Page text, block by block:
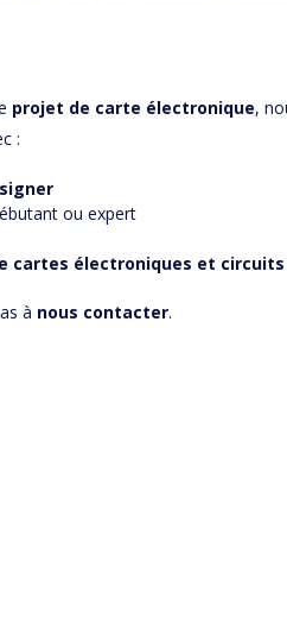
projet de carte électronique,
:
ou expert
cartes électroniques et
à nous contacter.